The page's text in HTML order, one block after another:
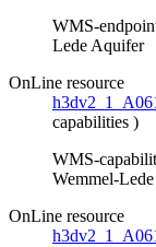
WMS-
Lede Aquifer
OnLine resource
capabilities )
WMS-
Wemmel-
OnLine resource